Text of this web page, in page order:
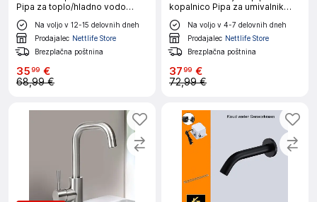
Pipa za toplo/hladno vodo
Visokotlačna pipa iz
nerjavečega jekla
Na voljo v 12-15 delovnih dneh
Prodajalec Nettlife Store
Brezplačna poštnina
3599 €
68,99 €
kopalnico Pipa za umivalnik
visokotlačna kopalniška pipa iz
nerjavečega jekla
Na voljo v 4-7 delovnih dneh
Prodajalec Nettlife Store
Brezplačna poštnina
3799 €
72,99 €